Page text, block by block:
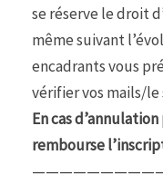
se réserve le droit
même suivant
encadrants vous
vérifier vos mails/le
En cas
rembourse